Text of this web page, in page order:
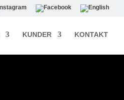
KUNDER KONTAKT